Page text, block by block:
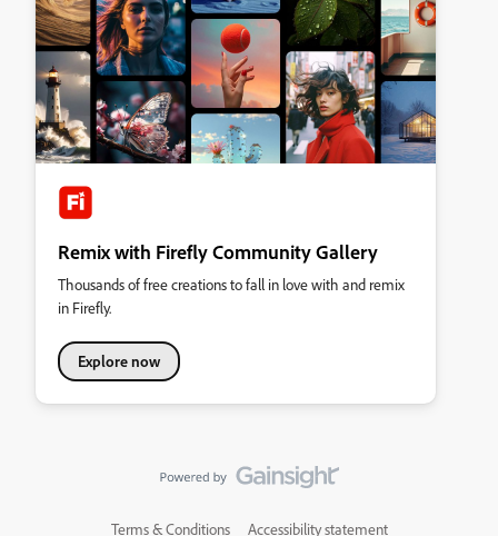
Remix with Firefly Community Gallery
Thousands of free creations to fall in love with and remix
in Firefly.
Explore now
Terms & Conditions Accessibility statement